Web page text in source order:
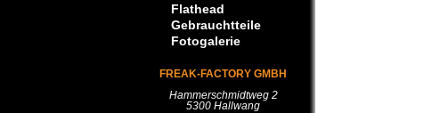
Flathead
Gebrauchtteile
Fotogalerie
FREAK-FACTORY GMBH
Hammerschmidtweg 2
5300 Hallwang